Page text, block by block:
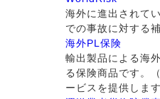
海外に進出されて
での事故に対する
海外PL保険
輸出製品による海
る保険商品です。
ービスを提供しま